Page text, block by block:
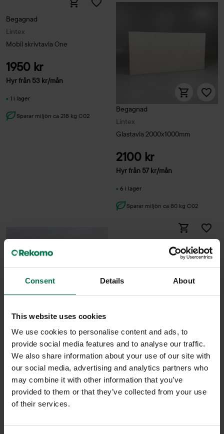
Consent Details About
This website uses cookies
We use cookies to personalise content and ads, to
provide social media features and to analyse our traffic.
We also share information about your use of our site with
our social media, advertising and analytics partners who
may combine it with other information that you’ve
provided to them or that they’ve collected from your use
of their services.
Lintex
Begagnad
Mobil skrivtavla One
1950 kr
Hyr från 53 kr/mån
1 i lager
Sparar miljön ca 218 kg C02
Lintex
Begagnad
Glastavla 2000x1000mm
2100 kr
Hyr från 57 kr/mån
6 i lager
Sparar miljön ca 80 kg C02
Lintex
Begagnad
Bordsskärm Edge 800mm
750 kr
Hyr från20kr/mån
Bordsskärm Edge 1200mm
1500 kr
Sparar miljön ca 48 kg C02